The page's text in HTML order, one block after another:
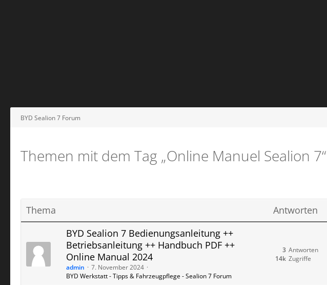
BYD Sealion 7 Forum
Themen mit dem Tag „Online Manuel Sealion 7“
Thema Antworten
BYD ​Sealion 7 Bedienungsanleitung ++
Betriebsanleitung ++ Handbuch PDF ++
Online Manual 2024
admin
7. November 2024
BYD Werkstatt - Tipps & Fahrzeugpflege - Sealion 7 Forum
Antworten
3
Zugriffe
14k